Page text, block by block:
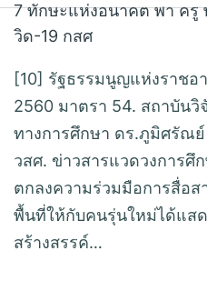
7 ทักษะแห่งอนาคต พา ครู
วิด-19 กสศ
[10] รัฐธรรมนูญแห่งราช
2560 มาตรา 54. สถาบันวิ
ทางการศึกษา ดร.ภูมิศรัณย์
วสศ. ข่าวสารแวดวงการศึ
ตกลงความร่วมมือการสื่อส
พื้นที่ให้กับคนรุ่นใหม่ได้แส
สร้างสรรค์…